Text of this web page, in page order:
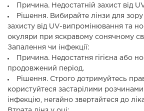
Причина. Недостатній захист від
Рішення. Вибирайте лінзи для
захисту від UV-випромінювання та
окуляри при яскравому сонячному
Запалення чи інфекції:
Причина. Недостатня гігієна або
продовжений період.
Рішення. Строго дотримуйтесь
користуйтеся застарілими розчинами
інфекцію, негайно звертайтеся до